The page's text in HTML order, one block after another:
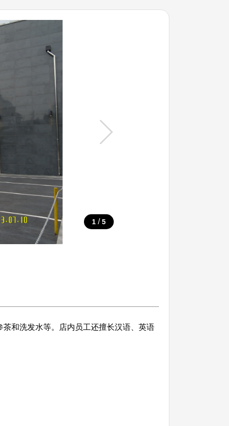
1 / 5
和洗发水等。店内员工还擅长汉语、英语